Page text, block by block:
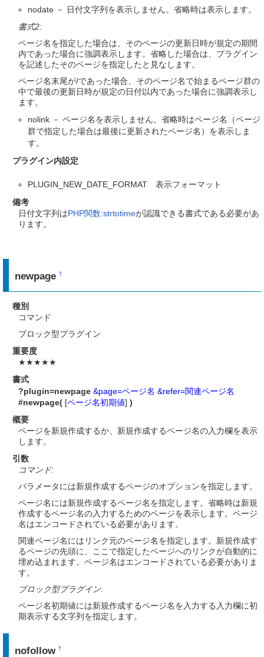
nodate － 日付文字列を表示しません。省略時は表示します。
書式2:
ページ名を指定した場合は、そのページの更新日時が規定の期間
内であった場合に強調表示します。省略した場合は、プラグイン
を記述したそのページを指定したと見なします。
ページ名末尾が/であった場合、そのページ名で始まるページ群の
中で最後の更新日時が規定の日付以内であった場合に強調表示し
ます。
nolink － ページ名を表示しません。省略時はページ名（ページ
群で指定した場合は最後に更新されたページ名）を表示しま
す。
プラグイン内設定
PLUGIN_NEW_DATE_FORMAT 表示フォーマット
備考
日付文字列はPHP関数:strtotimeが認識できる書式である必要があ
ります。
newpage†
種別
コマンド
ブロック型プラグイン
重要度
★★★★★
書式
?plugin=newpage &page=ページ名 &refer=関連ページ名
#newpage( [ページ名初期値] )
概要
ページを新規作成するか、新規作成するページ名の入力欄を表示
します。
引数
コマンド:
パラメータには新規作成するページのオプションを指定します。
ページ名には新規作成するページ名を指定します。省略時は新規
作成するページ名の入力するためのページを表示します。ページ
名はエンコードされている必要があります。
関連ページ名にはリンク元のページ名を指定します。新規作成す
るページの先頭に、ここで指定したページへのリンクが自動的に
埋め込まれます。ページ名はエンコードされている必要がありま
す。
ブロック型プラグイン:
ページ名初期値には新規作成するページ名を入力する入力欄に初
期表示する文字列を指定します。
nofollow†